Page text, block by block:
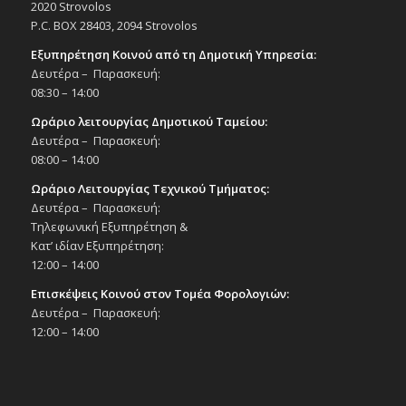
Δημοτικό Θέατρο Στροβόλου
ΑΠΡ
27
την παιδική σκηνή της Κάρμεν Ρουγγέρη,
στο πλαίσιο του 9ου Φεστιβάλ Θεάτρου
15:00
Δημοτικό Θέατρο Στροβόλου
ΑΠΡ
27
ΜΟΤΣΑΡΤ, Ο ΜΑΓΙΚΟΣ ΑΥΛΟΣ, του
την παιδική σκηνή της Κάρμεν Ρουγγέρη,
στο πλαίσιο του 9ου Φεστιβάλ Θεάτρου
του Δήμου, 27/4/25, ώρα 18:00
18:00
2020 Strovolos
P.C. BOX 28403, 2094 Strovolos
Εξυπηρέτηση Κοινού από τη Δημοτική Υπηρεσία:
Δευτέρα – Παρασκευή:
08:30 – 14:00
Ωράριο λειτουργίας Δημοτικού Ταμείου:
Δευτέρα – Παρασκευή:
08:00 – 14:00
Ωράριο Λειτουργίας Τεχνικού Τμήματος:
Δευτέρα – Παρασκευή:
Τηλεφωνική Εξυπηρέτηση &
Κατ’ ιδίαν Εξυπηρέτηση:
12:00 – 14:00
Επισκέψεις Κοινού στον Τομέα Φορολογιών:
Δευτέρα – Παρασκευή:
12:00 – 14:00